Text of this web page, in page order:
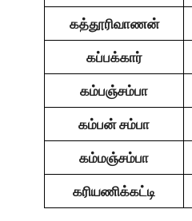
கத்தூரிவாணன்
கப்பக்கார்
கம்பஞ்சம்பா
கம்பன் சம்பா
கம்மஞ்சம்பா
கரியணிக்கட்டி